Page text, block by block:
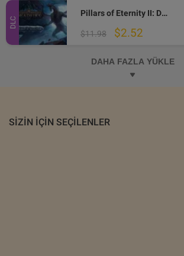
DLC
Pillars of Eternity II: Deadfire - Beast of Winter DLC Steam CD Key
$11.98 $2.52
DAHA FAZLA YÜKLE
SIZIN IÇIN SEÇILENLER